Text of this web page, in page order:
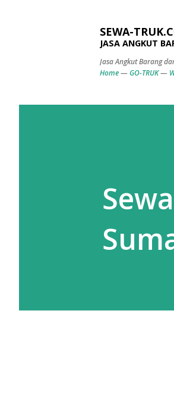
SEWA-
JASA ANGKUT
Jasa Angkut Barang
Home— GO-TRUK—